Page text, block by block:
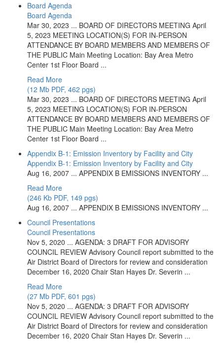
Board Agenda
Board Agenda
Mar 30, 2023 ... BOARD OF DIRECTORS MEETING April
5, 2023 MEETING LOCATION(S) FOR IN-PERSON
ATTENDANCE BY BOARD MEMBERS AND MEMBERS OF
THE PUBLIC Main Meeting Location: Bay Area Metro
Center 1st Floor Board ...
Read More
(12 Mb PDF, 462 pgs)
Mar 30, 2023 ... BOARD OF DIRECTORS MEETING April
5, 2023 MEETING LOCATION(S) FOR IN-PERSON
ATTENDANCE BY BOARD MEMBERS AND MEMBERS OF
THE PUBLIC Main Meeting Location: Bay Area Metro
Center 1st Floor Board ...
Appendix B-1: Emission Inventory by Facility and City
Appendix B-1: Emission Inventory by Facility and City
Aug 16, 2007 ... APPENDIX B EMISSIONS INVENTORY ...
Read More
(246 Kb PDF, 149 pgs)
Aug 16, 2007 ... APPENDIX B EMISSIONS INVENTORY ...
Council Presentations
Council Presentations
Nov 5, 2020 ... AGENDA: 3 DRAFT FOR ADVISORY
COUNCIL REVIEW Advisory Council report submitted to the
Air District Board of Directors for review and consideration
December 16, 2020 Chair Stan Hayes Dr. Severin ...
Read More
(27 Mb PDF, 601 pgs)
Nov 5, 2020 ... AGENDA: 3 DRAFT FOR ADVISORY
COUNCIL REVIEW Advisory Council report submitted to the
Air District Board of Directors for review and consideration
December 16, 2020 Chair Stan Hayes Dr. Severin ...